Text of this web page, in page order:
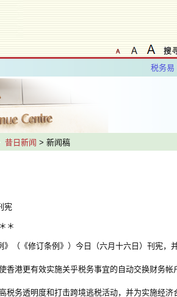
税务易
昔日新闻 > 新闻稿
宪
＊
《修订条例》）今日（六月十六日）刊宪，并
港更有效实施关乎税务事宜的自动交换财务帐
务透明度和打击跨境逃税活动，并为实施经济